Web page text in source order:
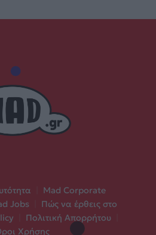
Mad Corporate
Jobs
Πώς να έρθεις στο
Πολιτική Απορρήτου
Χρήσης